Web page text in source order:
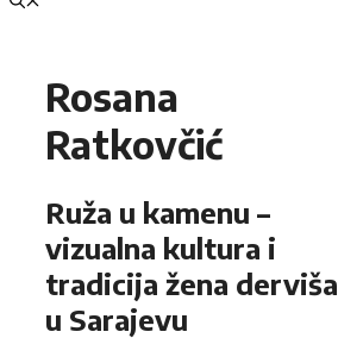
Rosana
Ratkovčić
Ruža u kamenu –
vizualna kultura i
tradicija žena derviša
u Sarajevu